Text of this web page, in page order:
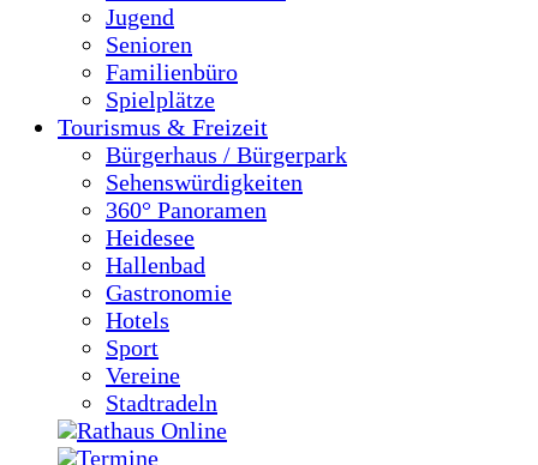
Jugend
Senioren
Familienbüro
Spielplätze
Tourismus & Freizeit
Bürgerhaus / Bürgerpark
Sehenswürdigkeiten
360° Panoramen
Heidesee
Hallenbad
Gastronomie
Hotels
Sport
Vereine
Stadtradeln
Rathaus Online
Termine